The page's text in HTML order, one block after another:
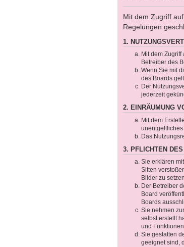
Mit dem Zugriff
Regelungen
1.
Mit dem
Betreiber des
Wenn Sie mit
des Boards
Der
jederzeit
2. EINRÄUMUNG
Mit dem
unentgeltliches
Das
3. PFLICHTEN
Sie erklären
Sitten
Bilder zu
Der Betreiber
Board
Boards
Sie nehmen
selbst erstellt
und
Sie gestatten
geeignet sind,